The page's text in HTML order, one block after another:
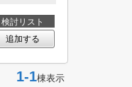
検討リスト
追加する
1-1棟表示